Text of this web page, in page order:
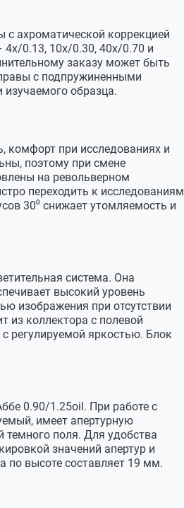
ахроматической коррекцией
4x/0.13, 10x/0.30, 40x/0.70 и
заказу может быть
с подпружиненными
образца.
комфорт при исследованиях и
поэтому при смене
на револьверном
переходить к исследованиям
30⁰ снижает утомляемость и
система. Она
высокий уровень
изображения при отсутствии
из коллектора с полевой
регулируемой яркостью. Блок
0.90/1.25oil. При работе с
имеет апертурную
темного поля. Для удобства
значений апертур и
по высоте составляет 19 мм.
X-Y
поля
19 мм